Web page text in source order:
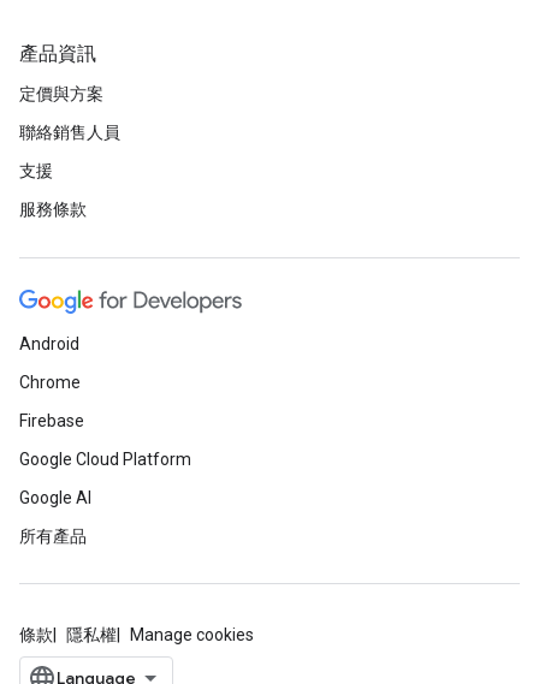
產品資訊
定價與方案
聯絡銷售人員
支援
服務條款
Android
Chrome
Firebase
Google Cloud Platform
Google AI
所有產品
條款 隱私權 Manage cookies